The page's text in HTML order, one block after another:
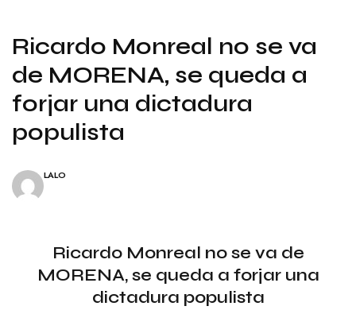
Ricardo Monreal no se va
de MORENA, se queda a
forjar una dictadura
populista
LALO
Ricardo Monreal no se va de
MORENA, se queda a forjar una
dictadura populista